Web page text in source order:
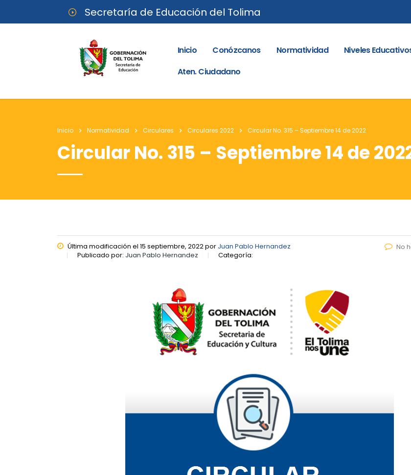
Secretaría de Educación del Tolima
Inicio Conózcanos Normatividad Niveles
Aten. Ciudadano
Inicio Normatividad Circulares Circulares 2022 Circular No. 315 – Septiembre 14 de 2022
Circular No. 315 – Septiembre 14 de
Última modificación el 15 septiembre, 2022 por Juan Pablo Hernandez
Publicado por: Juan Pablo Hernandez Categoría:
No